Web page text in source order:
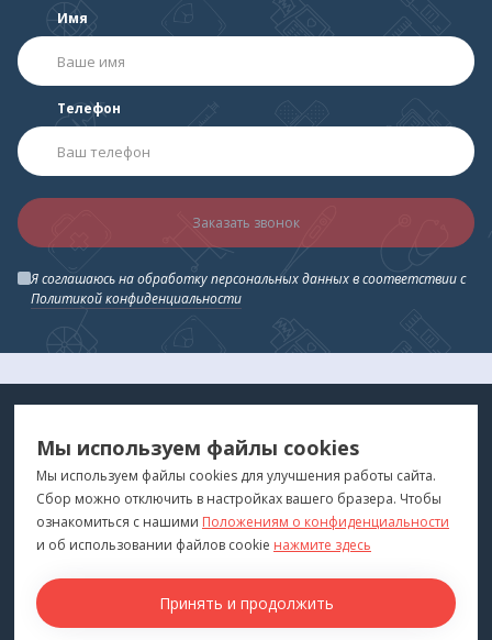
Имя
Телефон
Заказать звонок
Я соглашаюсь на обработку персональных данных в соответствии с
Политикой конфиденциальности
ДЛЯ ВАС
"Медтехника для Вас"©2026
ПОКУПАТЕЛЯМ
Каталог
Бренды
Для оптовиков
КОНТАКТЫ
г. Владивосток
Мы используем файлы cookies
Мы используем файлы cookies для улучшения работы сайта.
Сбор можно отключить в настройках вашего бразера. Чтобы
ознакомиться с нашими Положениям о конфиденциальности
и об использовании файлов cookie нажмите здесь
Принять и продолжить